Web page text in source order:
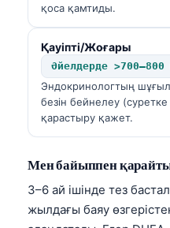
қоса қамтиды.
Қауіпті/Жоғары
Әйелдерде
Эндокринологтың
безін бейнелеу (суретке
қарастыру қажет.
Мен байыппен
3–6 ай ішінде тез
жылдағы баяу
Euskara
Gàidhlig
Occitan
Afrikaans
Монгол
ພາສາລາວ
Basa Jawa
Cebuano